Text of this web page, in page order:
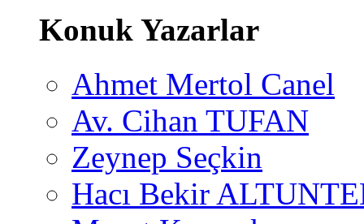
Konuk Yazarlar
Ahmet Mertol Canel
Av. Cihan TUFAN
Zeynep Seçkin
Hacı Bekir